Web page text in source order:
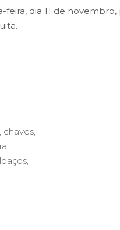
dia 11 de novembro,
, chaves,
,
,